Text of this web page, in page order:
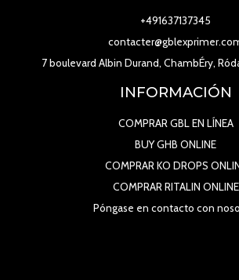
+491637137345
7 boulevard Albin Durand, ChambÉry,
INFORMACIÓN
COMPRAR GBL EN LÍNEA
BUY GHB ONLINE
COMPRAR KO DROPS
COMPRAR RITALIN ONLINE
Póngase en contacto con